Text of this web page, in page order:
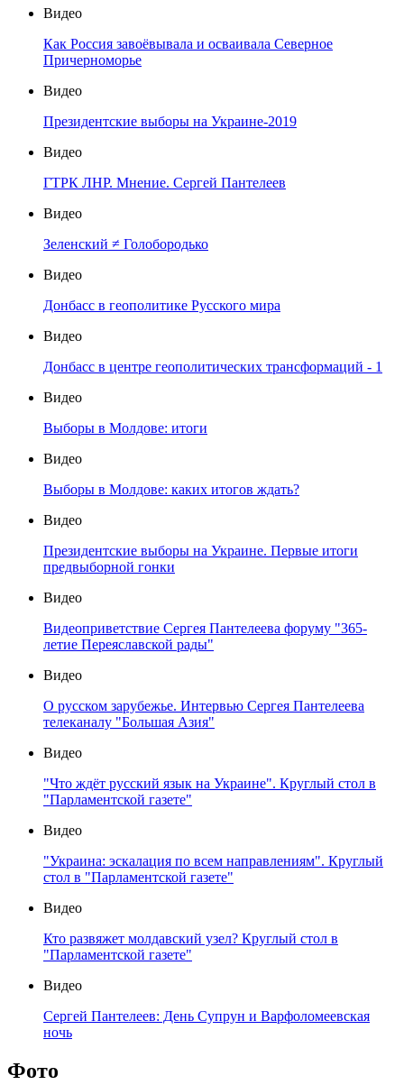
Видео
Как Россия завоёвывала и осваивала Северное
Причерноморье
Видео
Президентские выборы на Украине-2019
Видео
ГТРК ЛНР. Мнение. Сергей Пантелеев
Видео
Зеленский ≠ Голобородько
Видео
Донбасс в геополитике Русского мира
Видео
Донбасс в центре геополитических трансформаций - 1
Видео
Выборы в Молдове: итоги
Видео
Выборы в Молдове: каких итогов ждать?
Видео
Президентские выборы на Украине. Первые итоги
предвыборной гонки
Видео
Видеоприветствие Сергея Пантелеева форуму "365-
летие Переяславской рады"
Видео
О русском зарубежье. Интервью Сергея Пантелеева
телеканалу "Большая Азия"
Видео
"Что ждёт русский язык на Украине". Круглый стол в
"Парламентской газете"
Видео
"Украина: эскалация по всем направлениям". Круглый
стол в "Парламентской газете"
Видео
Кто развяжет молдавский узел? Круглый стол в
"Парламентской газете"
Видео
Сергей Пантелеев: День Супрун и Варфоломеевская
ночь
Фото